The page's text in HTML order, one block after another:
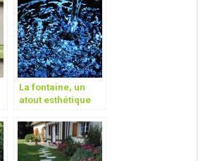
La fontaine, un
atout esthétique